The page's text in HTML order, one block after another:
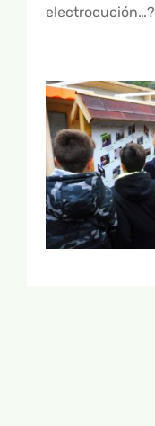
electrocución…?